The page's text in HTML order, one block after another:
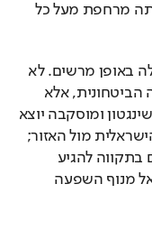
שנכנסה לאזור בשביל להישאר בו ונוכחותה מרחפת מעל כל
בינתיים מצליחה ישראל לתמרן בין כל אלה באופן מרשים. לא
רק בהיבטי הפעלת הכוח ושימור הרגיעה הביטחונית, אלא
בעיקר ברמה האסטרטגית. הקשר עם וושינגטון ומוסקבה יוצא
דופן, ומהווה רכיב משמעותי בהרתעה הישראלית מול האזור;
לא מעט מהשליטים מדברים עם ירושלים בתקווה להגיע
לטראמפ או לפוטין, מה שמאפשר לישראל מנוף השפעה